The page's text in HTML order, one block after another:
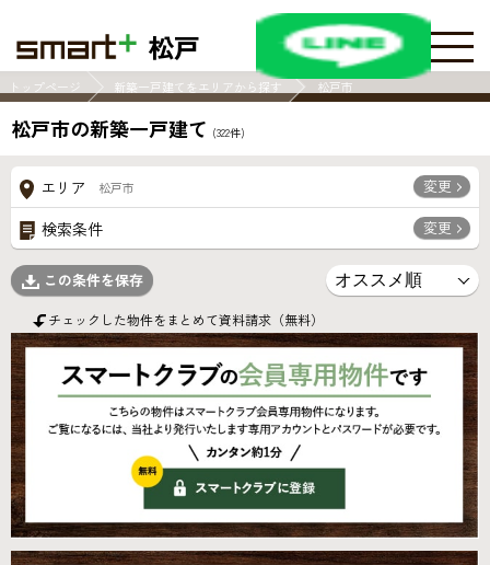
松戸
トップページ 新築一戸建てをエリアから探す 松戸市
松戸市の新築一戸建て (322件)
エリア 松戸市 変更
検索条件 変更
この条件を保存
チェックした物件をまとめて資料請求（無料）